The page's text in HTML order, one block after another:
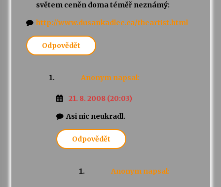
světem ceněn doma téměř neznámý:
http://www.dusankadlec.ca/theartist.html
Odpovědět
Anonym napsal:
21. 8. 2008 (20:03)
Asi nic neukradl.
Odpovědět
Anonym napsal: